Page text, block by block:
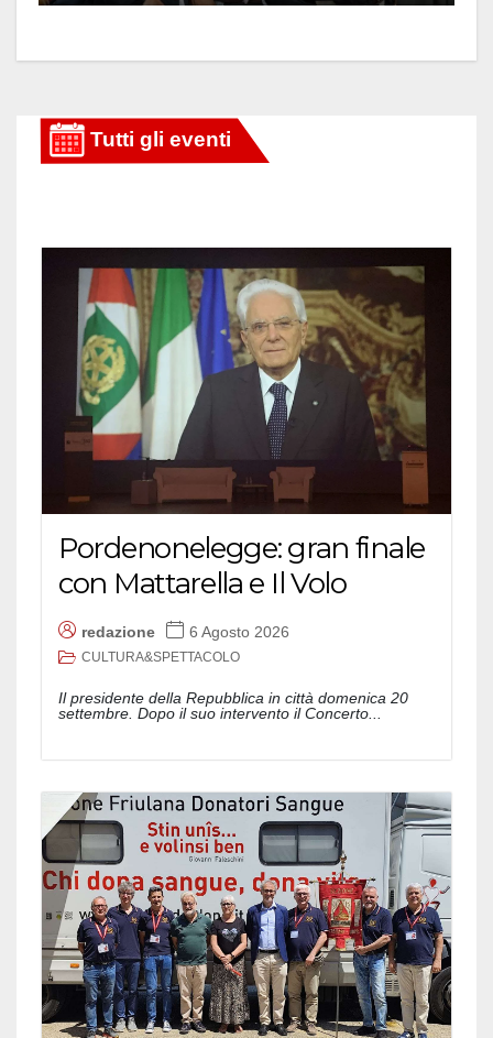
Pordenonelegge: gran finale
con Mattarella e Il Volo
redazione 6 Agosto 2026
CULTURA&SPETTACOLO
Il presidente della Repubblica in città domenica 20
settembre. Dopo il suo intervento il Concerto...